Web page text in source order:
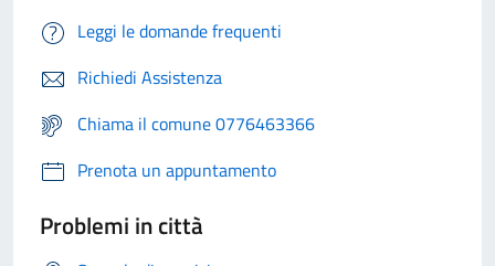
Leggi le domande frequenti
Richiedi Assistenza
Chiama il comune 0776463366
Prenota un appuntamento
Problemi in città